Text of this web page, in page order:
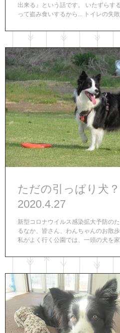
出来る』という話です。 いたずらす
って盗み食いするから... トイレの失
嫌いで歩かないから......
ただの引っぱり犬？
2020.4.27
新型コロナウイルス感染拡大予防の
るなか、皆さん、わんちゃんのお散
私がよく行く公園では、一頭の犬を家
してたりと、コロナ騒動でわんちゃん